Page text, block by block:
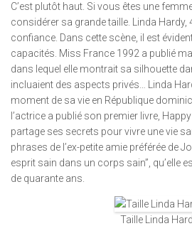
C’est plutôt haut. Si vous êtes une
considérer sa grande taille. Linda Hardy,
confiance. Dans cette scène, il est
capacités. Miss France 1992 a publié
dans lequel elle montrait sa silhouette
incluaient des aspects privés… Linda
moment de sa vie en République
l’actrice a publié son premier livre,
partage ses secrets pour vivre une vie
phrases de l’ex-petite amie préférée de
esprit sain dans un corps sain”, qu’elle
de quarante ans.
Taille Linda